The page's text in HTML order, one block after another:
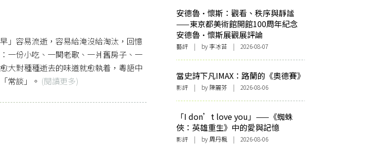
」容易流逝，容易給淹沒給淘汰，回憶
一份小吃、一闋老歌、一爿舊房子、一
大對種種逝去的味道就愈執着，粵語中
常談」。 (閱讀更多)
安德魯·懷斯：觀看、秩序與靜謐
——東京都美術館開館100周年紀念
安德魯·懷斯展觀展評論
藝評 | by 李冰苔 | 2026-08-07
當史詩下凡IMAX：路蘭的《奧德賽》
影評 | by 陳麗芬 | 2026-08-06
「I don’t love you」——《蜘蛛
俠：英雄重生》中的愛與記憶
影評 | by周丹楓 | 2026-08-06